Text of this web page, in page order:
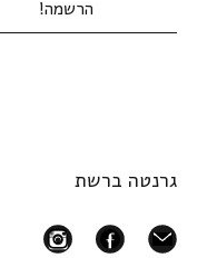
גרנטה ברשת
mail
facebook
instagram